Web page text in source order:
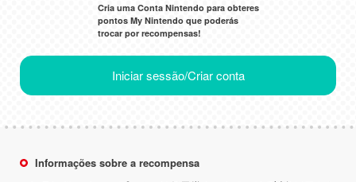
Cria uma Conta Nintendo para obteres
pontos My Nintendo que poderás
trocar por recompensas!
Iniciar sessão/Criar conta
Informações sobre a recompensa